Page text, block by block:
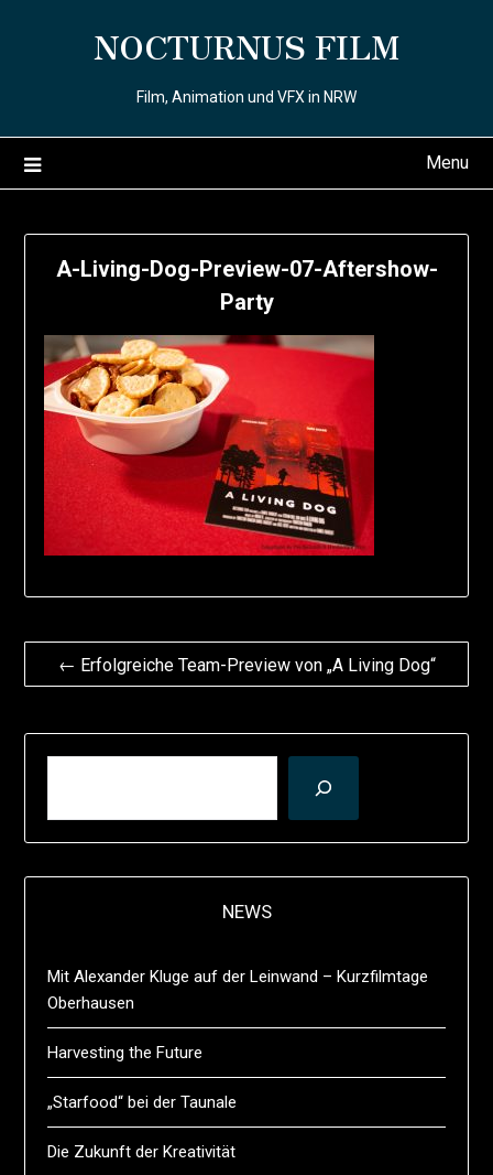
NOCTURNUS FILM
Film, Animation und VFX in NRW
Menu
A-Living-Dog-Preview-07-Aftershow-
Party
Beitragsnavigation
← Erfolgreiche Team-Preview von „A Living Dog“
NEWS
Mit Alexander Kluge auf der Leinwand – Kurzfilmtage
Oberhausen
Harvesting the Future
„Starfood“ bei der Taunale
Die Zukunft der Kreativität